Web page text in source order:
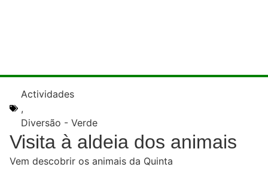
Actividades
,
Diversão - Verde
Visita à aldeia dos animais
Vem descobrir os animais da Quinta